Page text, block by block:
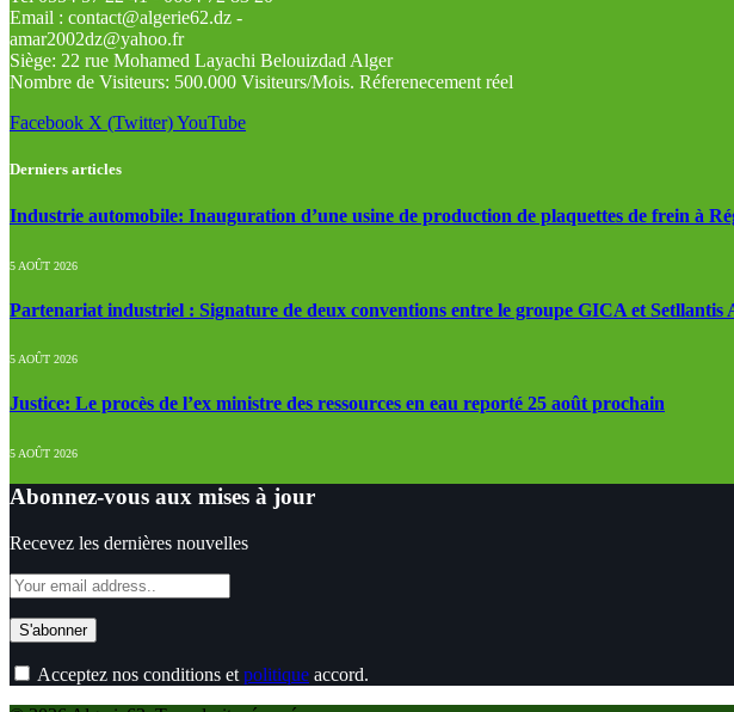
Email : contact@algerie62.dz -
amar2002dz@yahoo.fr
Siège: 22 rue Mohamed Layachi Belouizdad Alger
Nombre de Visiteurs: 500.000 Visiteurs/Mois. Réferenecement réel
Facebook X (Twitter)YouTube
Derniers articles
Industrie automobile: Inauguration d’une usine de production de plaquettes de frein à
5 AOÛT 2026
Partenariat industriel : Signature de deux conventions entre le groupe GICA et Setllantis
5 AOÛT 2026
Justice: Le procès de l’ex ministre des ressources en eau reporté 25 août prochain
5 AOÛT 2026
Abonnez-vous aux mises à jour
Recevez les dernières nouvelles
Acceptez nos conditions et politique accord.